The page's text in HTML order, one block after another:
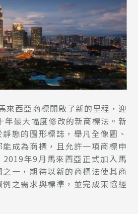
來西亞商標開啟了新的里程，迎
年最大幅度修改的新商標法。新
態的圖形標誌，舉凡全像圖、
成為商標，且允許一項商標申
年9月馬來西亞正式加入馬
一，期待以新的商標法使其商
之需求與標準，並完成東協經